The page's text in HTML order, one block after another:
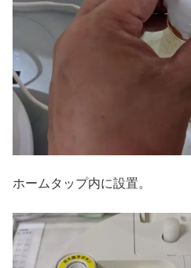
ホームタップ内に設置。